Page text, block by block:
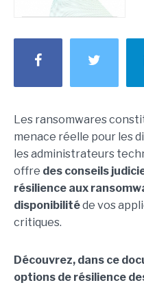
Les ransomwares
menace réelle pour les
les administrateurs
offre des conseils
résilience aux
disponibilitéde vos
critiques.
Découvrez, dans ce
options de résilience